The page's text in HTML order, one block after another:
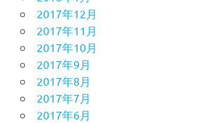
2017年12月
2017年11月
2017年10月
2017年9月
2017年8月
2017年7月
2017年6月